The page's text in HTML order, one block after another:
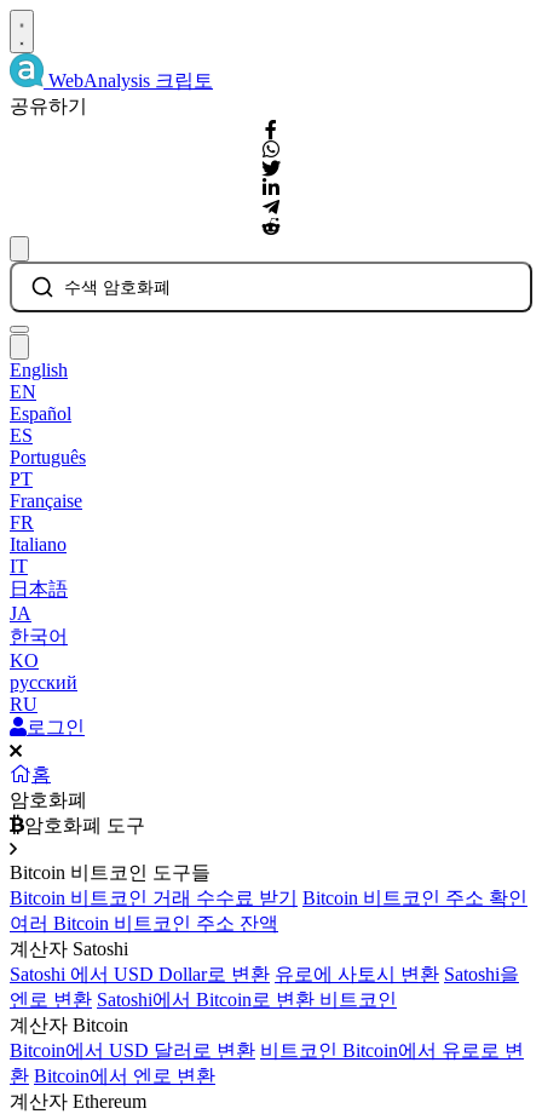
WebAnalysis 크립토
공유하기
수색 암호화폐
English
EN
Español
ES
Português
PT
Française
FR
Italiano
IT
日本語
JA
한국어
KO
русский
RU
로그인
홈
암호화폐
암호화폐 도구
Bitcoin 비트코인 도구들
Bitcoin 비트코인 거래 수수료 받기
Bitcoin 비트코인 주소 확인
여러 Bitcoin 비트코인 주소 잔액
계산자 Satoshi
Satoshi 에서 USD Dollar로 변환 유로에 사토시 변환 Satoshi을
엔로 변환 Satoshi에서 Bitcoin로 변환 비트코인
계산자 Bitcoin
Bitcoin에서 USD 달러로 변환 비트코인 Bitcoin에서 유로로 변
환 Bitcoin에서 엔로 변환
계산자 Ethereum